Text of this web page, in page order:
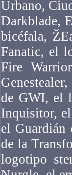
Urbano,
Darkblade,
bicéfala,
Fanatic, el
Fire
de GWI, el
Inquisitor,
el Guardián
de la
logotipo